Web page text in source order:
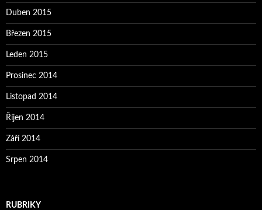
Duben 2015
Březen 2015
Leden 2015
Prosinec 2014
Listopad 2014
Říjen 2014
Září 2014
Srpen 2014
RUBRIKY